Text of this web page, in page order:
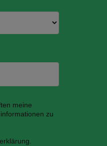
meine
zu